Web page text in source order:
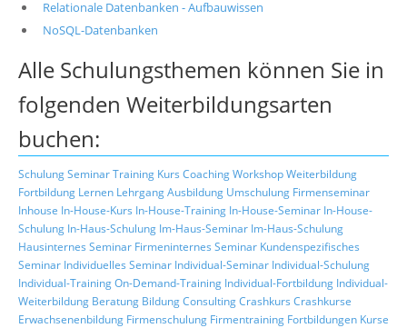
Relationale Datenbanken - Aufbauwissen
NoSQL-Datenbanken
Alle Schulungsthemen können Sie in
folgenden Weiterbildungsarten
buchen:
SchulungSeminarTraining Kurs CoachingWorkshopWeiterbildung
Fortbildung Lernen LehrgangAusbildung Umschulung Firmenseminar
Inhouse In-House-Kurs In-House-Training In-House-Seminar In-House-
Schulung In-Haus-Schulung Im-Haus-Seminar Im-Haus-Schulung
Hausinternes Seminar Firmeninternes Seminar Kundenspezifisches
Seminar Individuelles Seminar Individual-Seminar Individual-Schulung
Individual-TrainingOn-Demand-Training Individual-Fortbildung Individual-
Weiterbildung Beratung BildungConsultingCrashkurs Crashkurse
Erwachsenenbildung Firmenschulung Firmentraining Fortbildungen Kurse